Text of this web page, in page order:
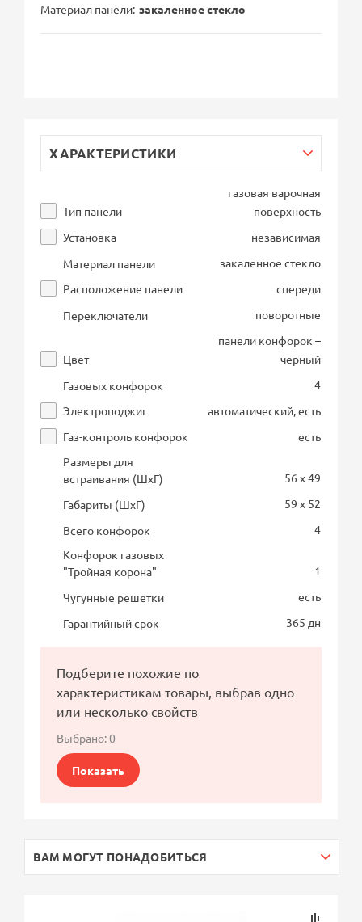
Материал панели закаленное стекло
ХАРАКТЕРИСТИКИ
Тип панели
газовая варочная
поверхность
Установка
независимая
Материал панели
закаленное стекло
Расположение панели
спереди
Переключатели
поворотные
Цвет
панели конфорок –
черный
Газовых конфорок
4
Электроподжиг
автоматический, есть
Газ-контроль конфорок
есть
Размеры для
встраивания (ШхГ)
56 x 49
Габариты (ШхГ)
59 x 52
Всего конфорок
4
Конфорок газовых
"Тройная корона"
1
Чугунные решетки
есть
Гарантийный срок
365 дн
Подберите похожие по
характеристикам товары, выбрав одно
или несколько свойств
Выбрано:0
Показать
ВАМ МОГУТ ПОНАДОБИТЬСЯ